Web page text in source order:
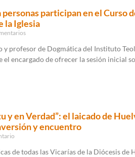
participan en el Curso
la Iglesia
y profesor de Dogmática del Instituto
el encargado de ofrecer la sesión inicial
y en Verdad”: el laicado de
y encuentro
de todas las Vicarías de la Diócesis de